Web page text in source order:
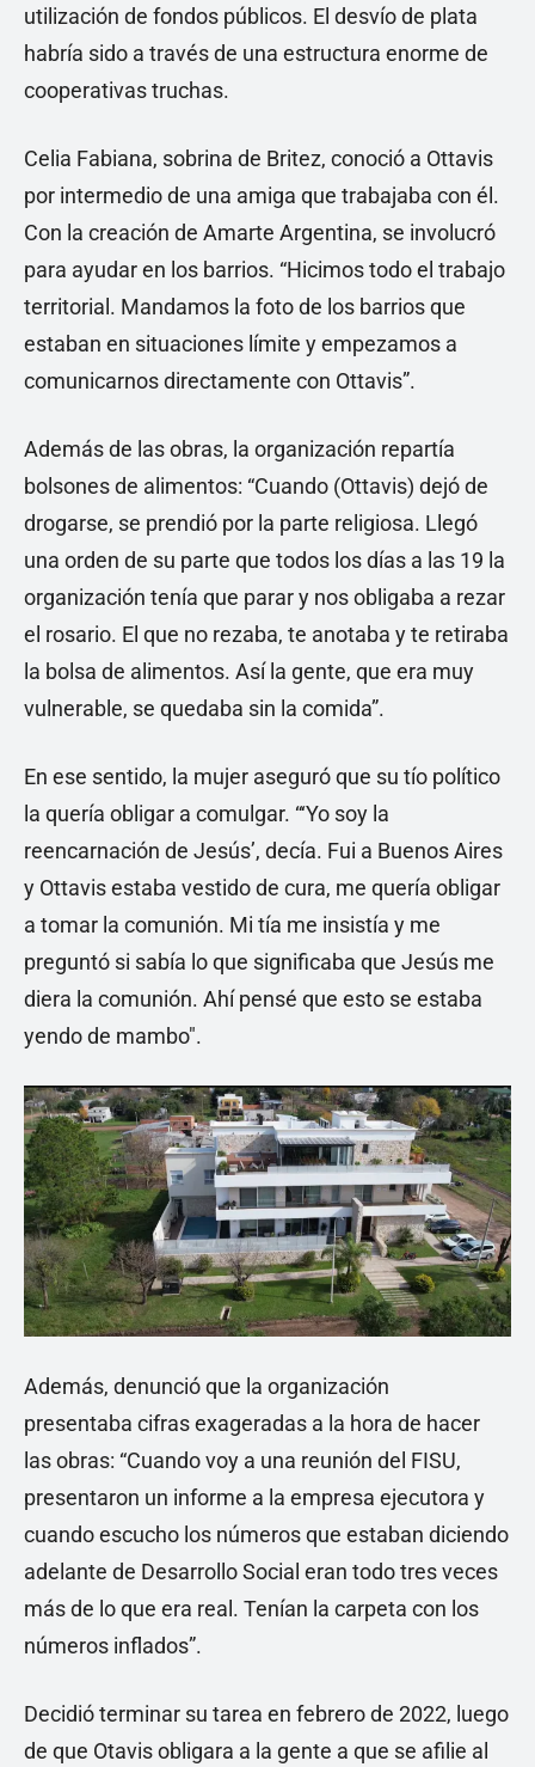
utilización de fondos públicos. El desvío de plata
habría sido a través de una estructura enorme de
cooperativas truchas.
Celia Fabiana, sobrina de Britez, conoció a Ottavis
por intermedio de una amiga que trabajaba con él.
Con la creación de Amarte Argentina, se involucró
para ayudar en los barrios. “Hicimos todo el trabajo
territorial. Mandamos la foto de los barrios que
estaban en situaciones límite y empezamos a
comunicarnos directamente con Ottavis”.
Además de las obras, la organización repartía
bolsones de alimentos: “Cuando (Ottavis) dejó de
drogarse, se prendió por la parte religiosa. Llegó
una orden de su parte que todos los días a las 19 la
organización tenía que parar y nos obligaba a rezar
el rosario. El que no rezaba, te anotaba y te retiraba
la bolsa de alimentos. Así la gente, que era muy
vulnerable, se quedaba sin la comida”.
En ese sentido, la mujer aseguró que su tío político
la quería obligar a comulgar. “‘Yo soy la
reencarnación de Jesús’, decía. Fui a Buenos Aires
y Ottavis estaba vestido de cura, me quería obligar
a tomar la comunión. Mi tía me insistía y me
preguntó si sabía lo que significaba que Jesús me
diera la comunión. Ahí pensé que esto se estaba
yendo de mambo".
Además, denunció que la organización
presentaba cifras exageradas a la hora de hacer
las obras: “Cuando voy a una reunión del FISU,
presentaron un informe a la empresa ejecutora y
cuando escucho los números que estaban diciendo
adelante de Desarrollo Social eran todo tres veces
más de lo que era real. Tenían la carpeta con los
números inflados”.
Decidió terminar su tarea en febrero de 2022, luego
de que Otavis obligara a la gente a que se afilie al